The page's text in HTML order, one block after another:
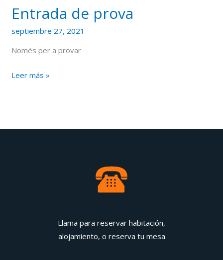
Entrada de prova
septiembre 27, 2021
Només per a provar
Leer más »
Llama para reservar habitación,
alojamiento, o reserva tu mesa